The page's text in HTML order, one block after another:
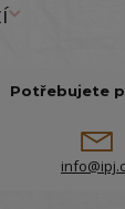
Potřebujete